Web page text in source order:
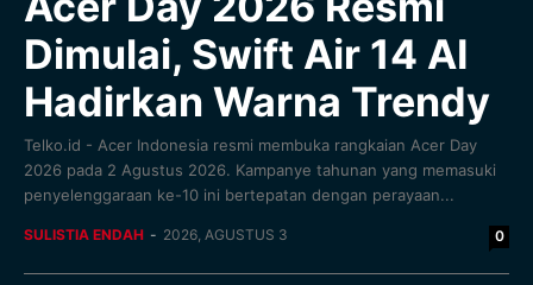
Dimulai, Swift Air 14 AI
Hadirkan Warna Trendy
Telko.id - Acer Indonesia resmi membuka rangkaian Acer Day
2026 pada 2 Agustus 2026. Kampanye tahunan yang memasuki
penyelenggaraan ke-10 ini bertepatan dengan perayaan...
SULISTIA ENDAH - 2026, AGUSTUS 3 0